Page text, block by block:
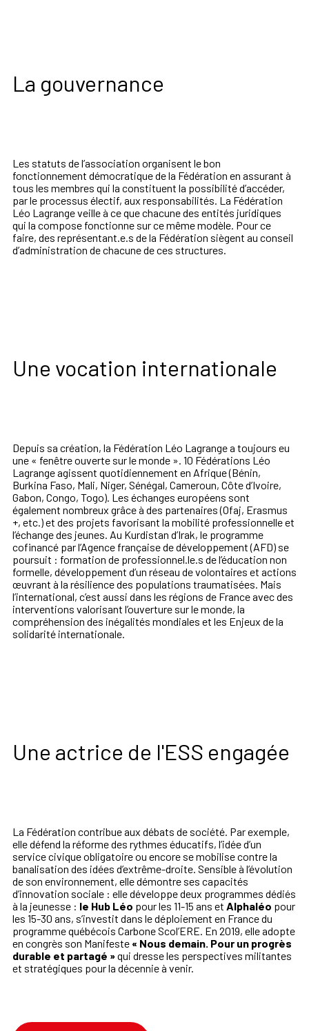
La gouvernance
Les statuts de l’association organisent le bon
fonctionnement démocratique de la Fédération en assurant à
tous les membres qui la constituent la possibilité d’accéder,
par le processus électif, aux responsabilités. La Fédération
Léo Lagrange veille à ce que chacune des entités juridiques
qui la compose fonctionne sur ce même modèle. Pour ce
faire, des représentant.e.s de la Fédération siègent au conseil
d’administration de chacune de ces structures.
Une vocation internationale
Depuis sa création, la Fédération Léo Lagrange a toujours eu
une « fenêtre ouverte sur le monde ». 10 Fédérations Léo
Lagrange agissent quotidiennement en Afrique (Bénin,
Burkina Faso, Mali, Niger, Sénégal, Cameroun, Côte d’Ivoire,
Gabon, Congo, Togo). Les échanges européens sont
également nombreux grâce à des partenaires (Ofaj, Erasmus
+, etc.) et des projets favorisant la mobilité professionnelle et
l’échange des jeunes. Au Kurdistan d’Irak, le programme
cofinancé par l’Agence française de développement (AFD) se
poursuit : formation de professionnel.le.s de l’éducation non
formelle, développement d’un réseau de volontaires et actions
œuvrant à la résilience des populations traumatisées. Mais
l’international, c’est aussi dans les régions de France avec des
interventions valorisant l’ouverture sur le monde, la
compréhension des inégalités mondiales et les Enjeux de la
solidarité internationale.
Une actrice de l'ESS engagée
La Fédération contribue aux débats de société. Par exemple,
elle défend la réforme des rythmes éducatifs, l’idée d’un
service civique obligatoire ou encore se mobilise contre la
banalisation des idées d’extrême-droite. Sensible à l’évolution
de son environnement, elle démontre ses capacités
d’innovation sociale : elle développe deux programmes dédiés
à la jeunesse : le Hub Léo pour les 11-15 ans et Alphaléo pour
les 15-30 ans, s’investit dans le déploiement en France du
programme québécois Carbone Scol’ERE. En 2019, elle adopte
en congrès son Manifeste « Nous demain. Pour un progrès
durable et partagé »qui dresse les perspectives militantes
et stratégiques pour la décennie à venir.